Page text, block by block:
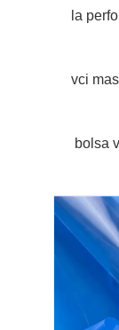
la
vci
bolsa